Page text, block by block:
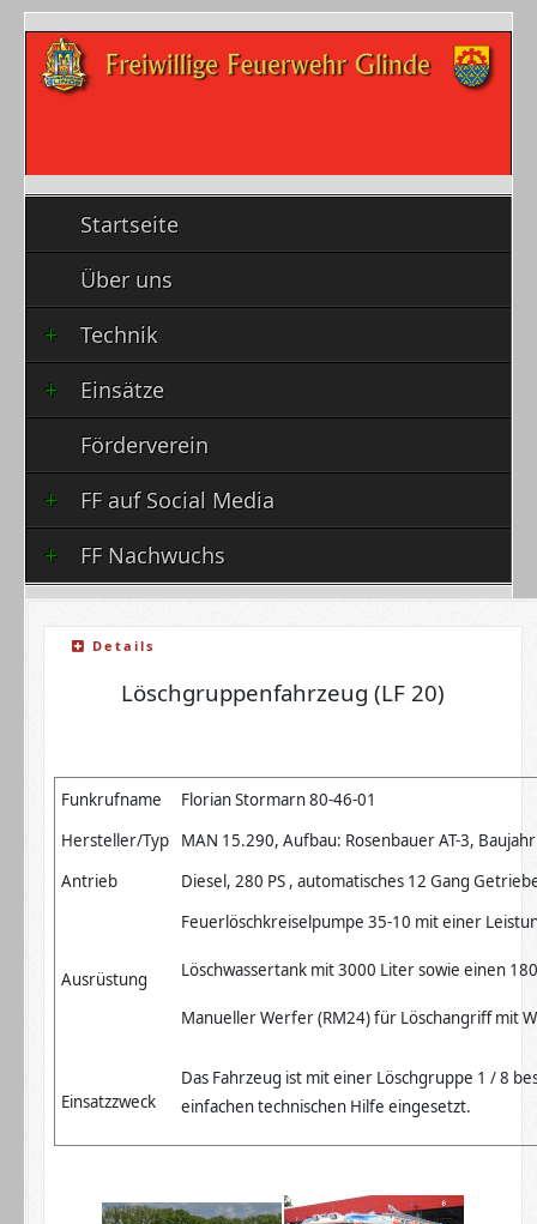
Startseite
Über uns
Technik
Einsätze
Förderverein
FF auf Social Media
FF Nachwuchs
Details
Löschgruppenfahrzeug (LF 20)
Funkrufname
Florian Stormarn 80-46-01
Hersteller/Typ
MAN 15.290, Aufbau: Rosenbauer AT-3,
Antrieb
Diesel, 280 PS , automatisches 12 Gang
Ausrüstung
Feuerlöschkreiselpumpe 35-10 mit einer
Löschwassertank mit 3000 Liter sowie einen
Manueller Werfer (RM24) für Löschangriff mit
Einsatzzweck
Das Fahrzeug ist mit einer Löschgruppe 1 / 8
einfachen technischen Hilfe eingesetzt.